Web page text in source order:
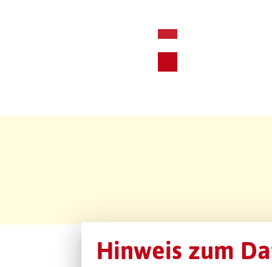
Hinweis zum